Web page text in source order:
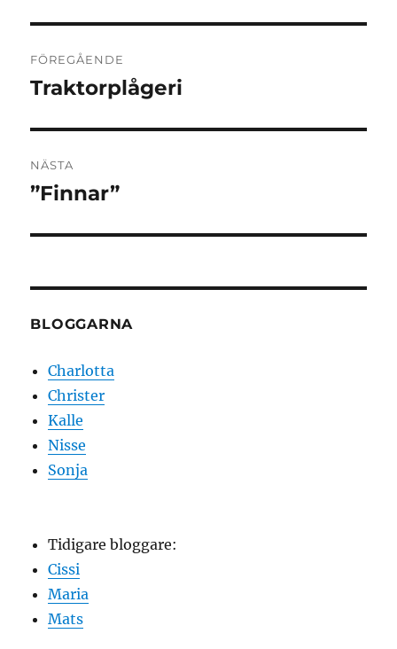
FÖREGÅENDE
Föregående
Traktorplågeri
NÄSTA
Nästa
”Finnar”
BLOGGARNA
Charlotta
Christer
Kalle
Nisse
Sonja
Tidigare bloggare:
Cissi
Maria
Mats